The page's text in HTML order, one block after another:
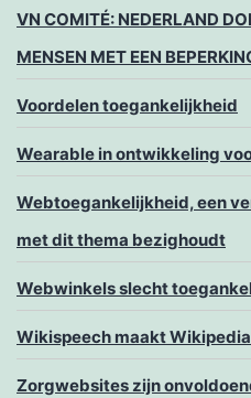
VN COMITÉ: NEDERLAND
MENSEN MET EEN
Voordelen toegankelijkheid
Wearable in ontwikkeling
Webtoegankelijkheid, een
met dit thema bezighoudt
Webwinkels slecht
Wikispeech maakt
Zorgwebsites zijn